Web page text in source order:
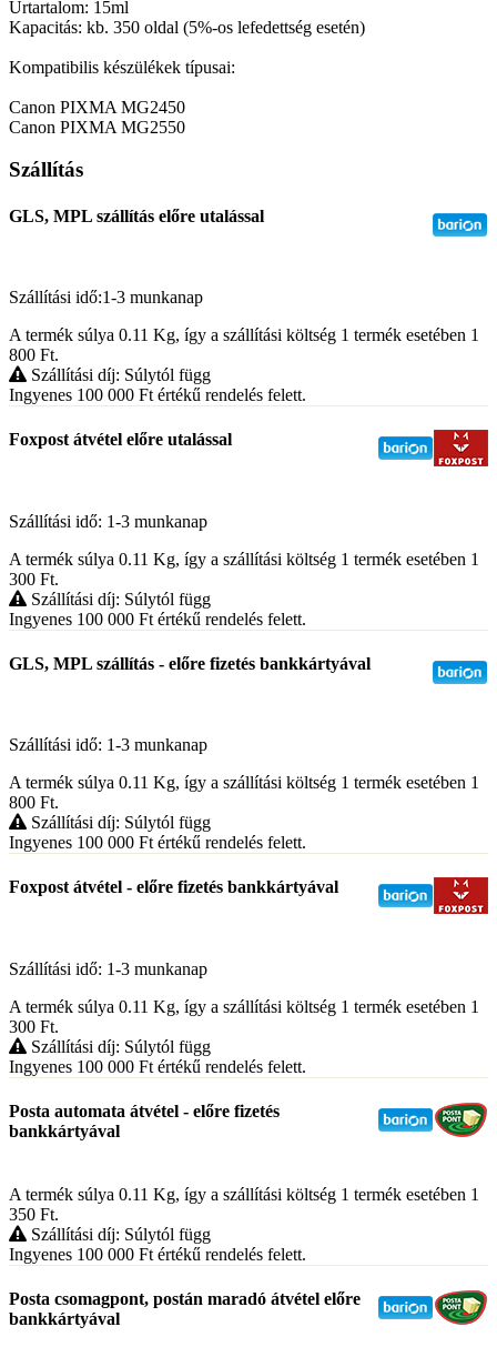
Űrtartalom: 15ml
Kapacitás: kb. 350 oldal (5%-os lefedettség esetén)
Kompatibilis készülékek típusai:
Canon PIXMA MG2450
Canon PIXMA MG2550
Szállítás
GLS, MPL szállítás előre utalással
Szállítási idő:1-3 munkanap
A termék súlya 0.11 Kg, így a szállítási költség 1 termék esetében 1
800 Ft.
Szállítási díj: Súlytól függ
Ingyenes 100 000 Ft értékű rendelés felett.
Foxpost átvétel előre utalással
Szállítási idő: 1-3 munkanap
A termék súlya 0.11 Kg, így a szállítási költség 1 termék esetében 1
300 Ft.
Szállítási díj: Súlytól függ
Ingyenes 100 000 Ft értékű rendelés felett.
GLS, MPL szállítás - előre fizetés bankkártyával
Szállítási idő: 1-3 munkanap
A termék súlya 0.11 Kg, így a szállítási költség 1 termék esetében 1
800 Ft.
Szállítási díj: Súlytól függ
Ingyenes 100 000 Ft értékű rendelés felett.
Foxpost átvétel - előre fizetés bankkártyával
Szállítási idő: 1-3 munkanap
A termék súlya 0.11 Kg, így a szállítási költség 1 termék esetében 1
300 Ft.
Szállítási díj: Súlytól függ
Ingyenes 100 000 Ft értékű rendelés felett.
Posta automata átvétel - előre fizetés
bankkártyával
A termék súlya 0.11 Kg, így a szállítási költség 1 termék esetében 1
350 Ft.
Szállítási díj: Súlytól függ
Ingyenes 100 000 Ft értékű rendelés felett.
Posta csomagpont, postán maradó átvétel előre
bankkártyával